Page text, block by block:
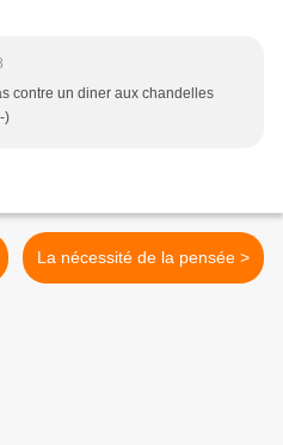
contre un diner aux chandelles
)
La nécessité de la pensée >